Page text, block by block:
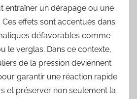
entraîner un dérapage ou une
effets sont accentués dans
défavorables comme
le verglas. Dans ce contexte,
de la pression deviennent
garantir une réaction rapide
et préserver non seulement la